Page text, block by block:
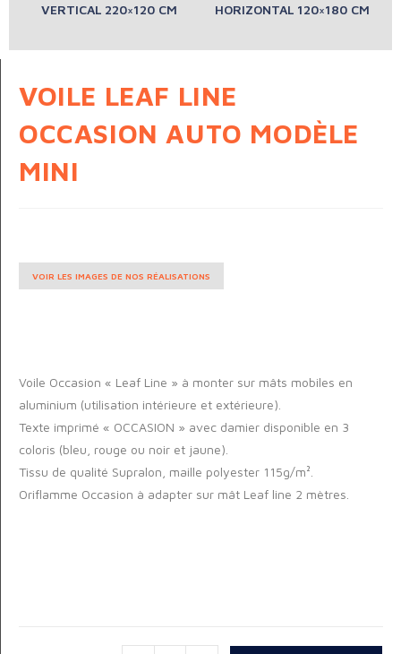
VERTICAL 220×120 CM
HORIZONTAL 120×180 CM
VOILE LEAF LINE
OCCASION AUTO MODÈLE
MINI
VOIR LES IMAGES DE NOS RÉALISATIONS
Voile Occasion « Leaf Line » à monter sur mâts mobiles en
aluminium (utilisation intérieure et extérieure).
Texte imprimé « OCCASION » avec damier disponible en 3
coloris (bleu, rouge ou noir et jaune).
Tissu de qualité Supralon, maille polyester 115g/m².
Oriflamme Occasion à adapter sur mât Leaf line 2 mètres.